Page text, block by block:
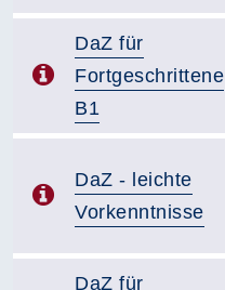
DaZ für
Fortgeschrittene
B1
DaZ - leichte
Vorkenntnisse
DaZ für